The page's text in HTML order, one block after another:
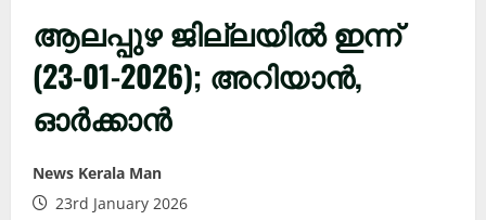
ആലപ്പുഴ ജില്ലയിൽ ഇന്ന്
(23-01-2026); അറിയാൻ,
ഓർക്കാൻ
News Kerala Man
23rd January 2026